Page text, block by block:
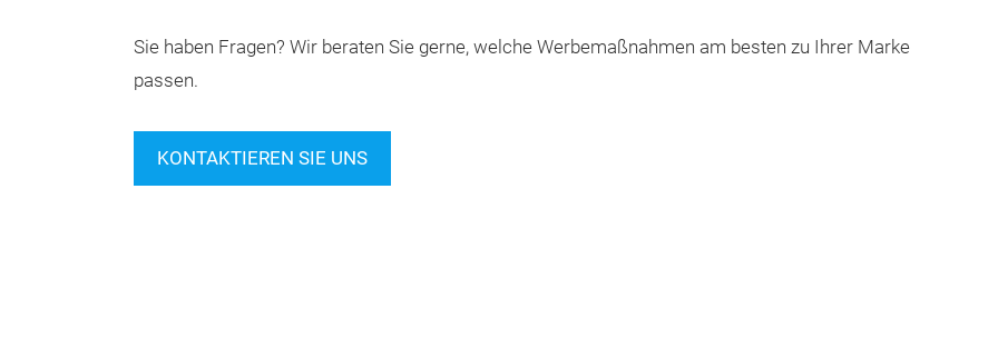
Sie haben Fragen? Wir beraten Sie gerne, welche Werbemaßnahmen am besten zu Ihrer Marke
passen.
KONTAKTIEREN SIE UNS